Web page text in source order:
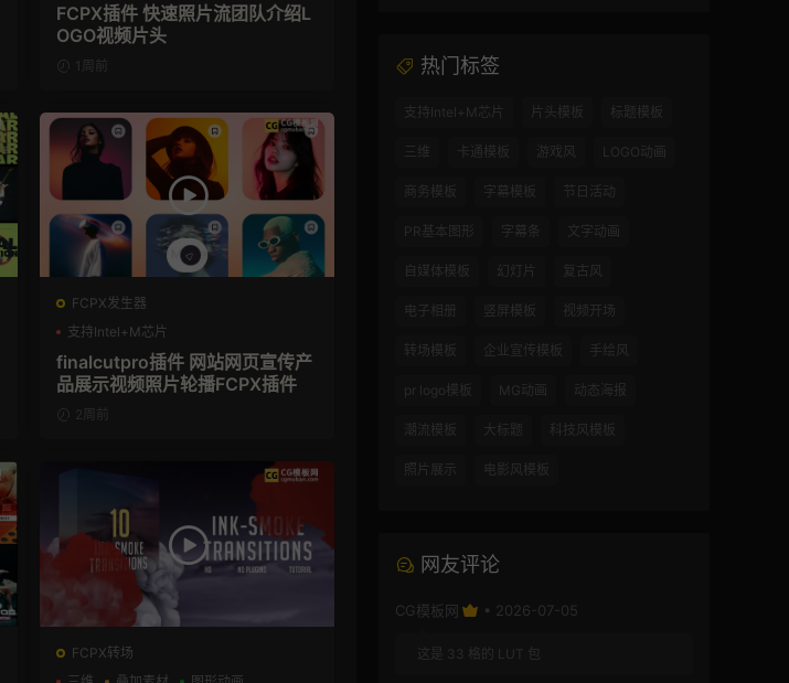
FCPX插件 快速照片流团队介绍L
OGO视频片头
1周前
FCPX发生器
支持Intel+M芯片
finalcutpro插件 网站网页宣传产
品展示视频照片轮播FCPX插件
2周前
FCPX转场
热门标签
支持Intel+M芯片 片头模板 标题模板
三维 卡通模板 游戏风 LOGO动画
商务模板 字幕模板 节日活动
PR基本图形 字幕条 文字动画
自媒体模板 幻灯片 复古风
电子相册 竖屏模板 视频开场
转场模板 企业宣传模板 手绘风
pr logo模板 MG动画 动态海报
潮流模板 大标题 科技风模板
照片展示 电影风模板
网友评论
CG模板网 • 2026-07-05
这是 33 格的 LUT 包